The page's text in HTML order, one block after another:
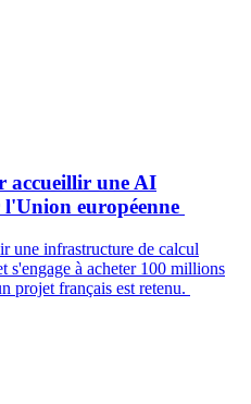
accueillir une AI
européenne
une infrastructure de calcul
s'engage à acheter 100 millions
projet français est retenu.